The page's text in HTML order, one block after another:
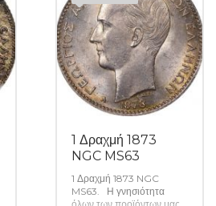
1 Δραχμή 1873
NGC MS63
1 Δραχμή 1873 NGC
MS63. Η γνησιότητα